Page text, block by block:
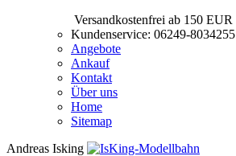
Versandkostenfrei ab 150 EUR
Kundenservice: 06249-8034255
Angebote
Ankauf
Kontakt
Über uns
Home
Sitemap
Andreas Isking